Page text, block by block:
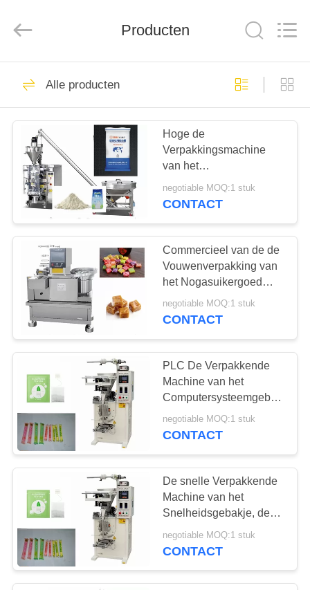
HUIS
PRODUCTEN
ONGEVEER
ONS
FABRIEKSREIS
KWALITEITSCONTROLE
CONTACTEER
ONS
VERZOEK
OM
EEN
CITAAT
SITEMAP
PRIVACY
POLICY
suikergoedproductielijn
46
De Productielijn van
het snackvoedsel
30
Graanproductielijn
23
Producten
Alle producten
Hoge de
Verpakkingsmachine
van het
Nauwkeurigheids
Zachte Poeder voor
negotiable MOQ:1 stuk
CONTACT
Commercieel van de de
Vouwenverpakking van
het Nogasuikergoed
Verpakkende Machine
Elektrisch Gedreven
negotiable MOQ:1 stuk
CONTACT
PLC De Verpakkende
Machine van het
Computersysteemgebakje,
Automatische Vloeibare
Verpakkingsmachine
negotiable MOQ:1 stuk
CONTACT
De snelle Verpakkende
Machine van het
Snelheidsgebakje, de
Multifunctionele
Automatische Machine
negotiable MOQ:1 stuk
CONTACT